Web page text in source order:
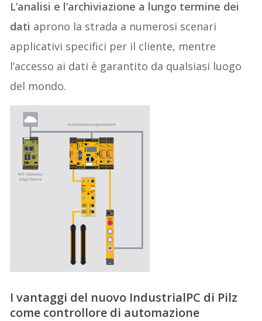
L’analisi e l’archiviazione a lungo termine dei
dati aprono la strada a numerosi scenari
applicativi specifici per il cliente, mentre
l’accesso ai dati è garantito da qualsiasi luogo
del mondo.
I vantaggi del nuovo IndustrialPC di Pilz
come controllore di automazione